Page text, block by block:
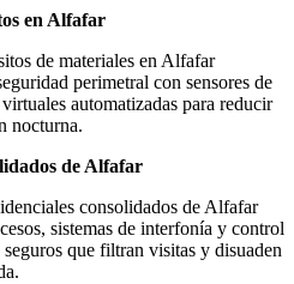
en Alfafar
de materiales en Alfafar
perimetral con sensores de
automatizadas para reducir
nocturna.
de Alfafar
consolidados de Alfafar
sistemas de interfonía y control
que filtran visitas y disuaden